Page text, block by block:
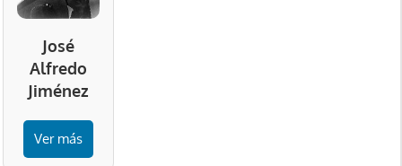
José
Alfredo
Jiménez
Ver más